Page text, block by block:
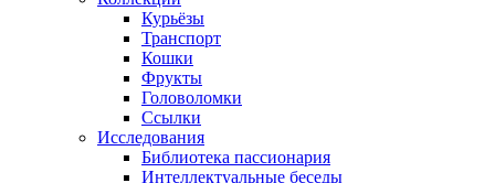
Курьёзы
Транспорт
Кошки
Фрукты
Головоломки
Ссылки
Исследования
Библиотека пассионария
Интеллектуальные беседы